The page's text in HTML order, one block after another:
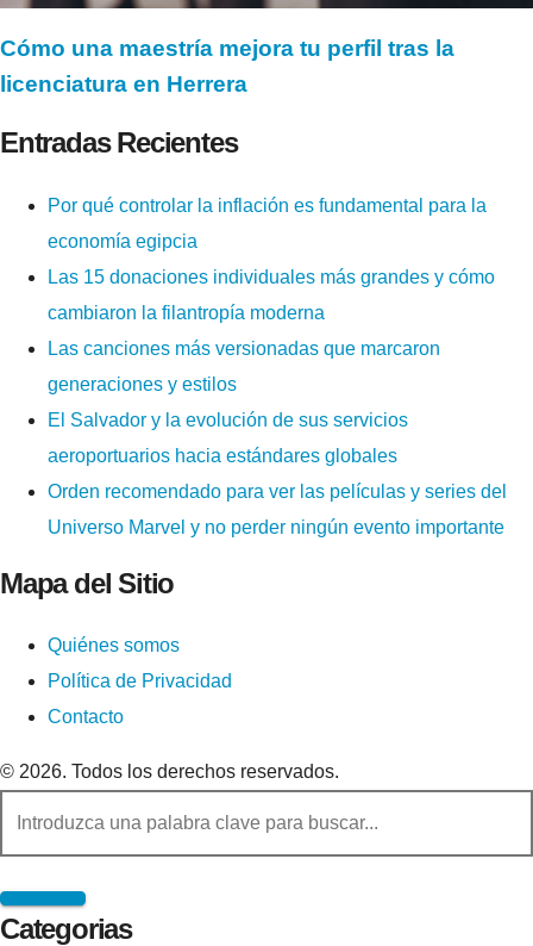
Cómo una maestría mejora tu perfil tras la
licenciatura en Herrera
Entradas Recientes
Por qué controlar la inflación es fundamental para la
economía egipcia
Las 15 donaciones individuales más grandes y cómo
cambiaron la filantropía moderna
Las canciones más versionadas que marcaron
generaciones y estilos
El Salvador y la evolución de sus servicios
aeroportuarios hacia estándares globales
Orden recomendado para ver las películas y series del
Universo Marvel y no perder ningún evento importante
Mapa del Sitio
Quiénes somos
Política de Privacidad
Contacto
© 2026. Todos los derechos reservados.
Categorias